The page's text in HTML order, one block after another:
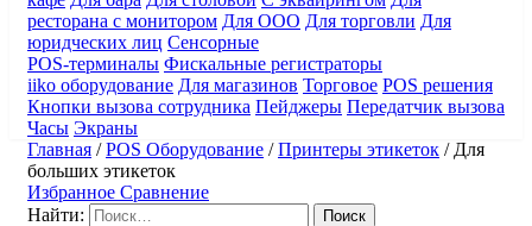
ресторана с монитором Для ООО Для торговли Для
юридческих лиц Сенсорные
POS-терминалы Фискальные регистраторы
iiko оборудование Для магазинов Торговое POS решения
Кнопки вызова сотрудника Пейджеры Передатчик вызова
Часы Экраны
Главная /POS Оборудование /Принтеры этикеток / Для
больших этикеток
Избранное Сравнение
Найти: